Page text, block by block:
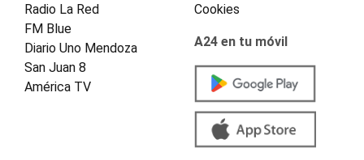
Radio La Red
FM Blue
Diario Uno Mendoza
San Juan 8
América TV
Cookies
A24 en tu móvil